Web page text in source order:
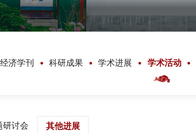
济学刊 科研成果 学术进展 学术活动
研讨会 其他进展